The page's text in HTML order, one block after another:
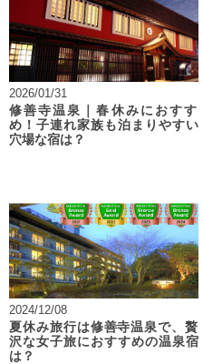
2026/01/31
修善寺温泉｜春休みにおすす
め！子連れ家族も泊まりやすい
穴場な宿は？
2024/12/08
夏休み旅行は修善寺温泉で、贅
沢な女子旅におすすめの温泉宿
は？